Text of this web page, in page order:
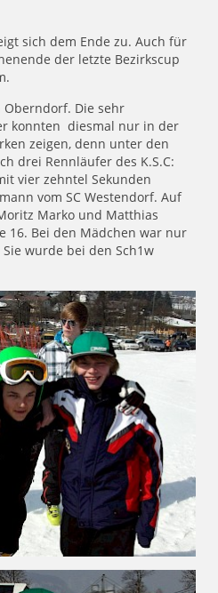
sich dem Ende zu. Auch für
der letzte Bezirkscup
Oberndorf. Die sehr
konnten diesmal nur in der
zeigen, denn unter den
drei Rennläufer des K.S.C:
vier zehntel Sekunden
vom SC Westendorf. Auf
Marko und Matthias
16. Bei den Mädchen war nur
wurde bei den Sch1w